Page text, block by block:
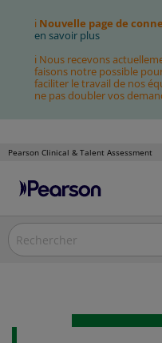
ℹ Nouvelle page de
en savoir plus
ℹ Nous recevons
faisons notre possible
faciliter le travail de nos
ne pas doubler vos
Pearson Clinical & Talent Assessment
Allez
contenu